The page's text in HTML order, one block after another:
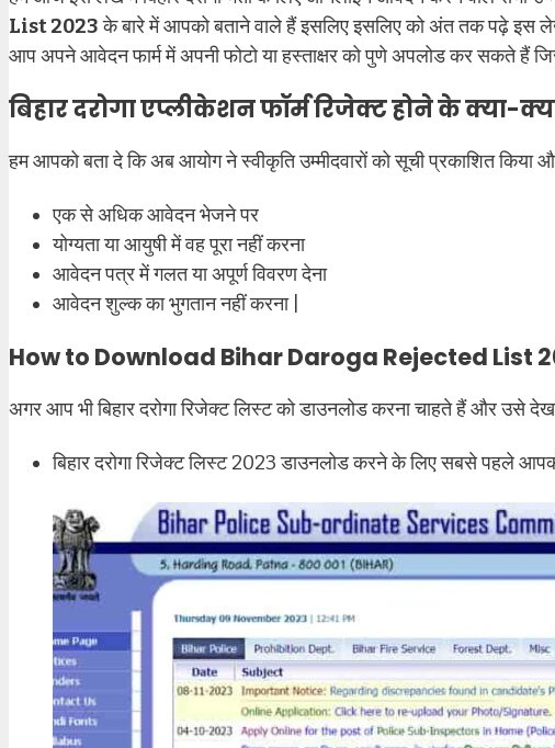
List 2023के बारे में आपको बताने वाले हैं इसलिए इसलिए को अंत तक पढ़े इस
आप अपने आवेदन फार्म में अपनी फोटो या हस्ताक्षर को पुणे अपलोड कर सकते हैं
बिहार दरोगा एप्लीकेशन फॉर्म रिजेक्ट होने के क्या-
हम आपको बता दे कि अब आयोग ने स्वीकृति उम्मीदवारों को सूची प्रकाशित किया
एक से अधिक आवेदन भेजने पर
योग्यता या आयुषी में वह पूरा नहीं करना
आवेदन पत्र में गलत या अपूर्ण विवरण देना
आवेदन शुल्क का भुगतान नहीं करना |
How to Download Bihar Daroga Rejected List
अगर आप भी बिहार दरोगा रिजेक्ट लिस्ट को डाउनलोड करना चाहते हैं और उसे
बिहार दरोगा रिजेक्ट लिस्ट 2023 डाउनलोड करने के लिए सबसे पहले